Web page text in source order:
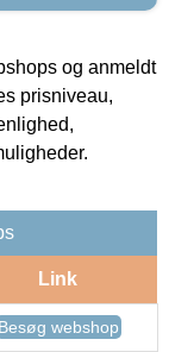
og anmeldt
prisniveau,
Link
Besøg webshop